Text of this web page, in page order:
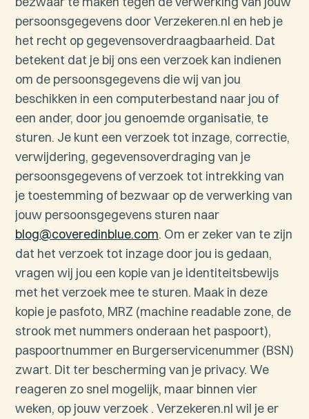
persoonsgegevens door Verzekeren.nl en heb je
het recht op gegevensoverdraagbaarheid. Dat
betekent dat je bij ons een verzoek kan indienen
om de persoonsgegevens die wij van jou
beschikken in een computerbestand naar jou of
een ander, door jou genoemde organisatie, te
sturen. Je kunt een verzoek tot inzage, correctie,
verwijdering, gegevensoverdraging van je
persoonsgegevens of verzoek tot intrekking van
je toestemming of bezwaar op de verwerking van
jouw persoonsgegevens sturen naar
blog@coveredinblue.com. Om er zeker van te zijn
dat het verzoek tot inzage door jou is gedaan,
vragen wij jou een kopie van je identiteitsbewijs
met het verzoek mee te sturen. Maak in deze
kopie je pasfoto, MRZ (machine readable zone, de
strook met nummers onderaan het paspoort),
paspoortnummer en Burgerservicenummer (BSN)
zwart. Dit ter bescherming van je privacy. We
reageren zo snel mogelijk, maar binnen vier
weken, op jouw verzoek . Verzekeren.nl wil je er